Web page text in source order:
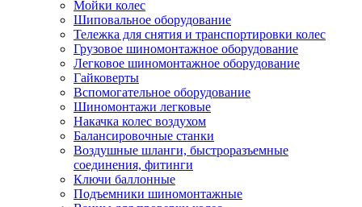
Мойки колес
Шиповальное оборудование
Тележка для снятия и транспортировки колес
Грузовое шиномонтажное оборудование
Легковое шиномонтажное оборудование
Гайковерты
Вспомогательное оборудование
Шиномонтажи легковые
Накачка колес воздухом
Балансировочные станки
Воздушные шланги, быстроразъемные
соединения, фитинги
Ключи баллонные
Подъемники шиномонтажные